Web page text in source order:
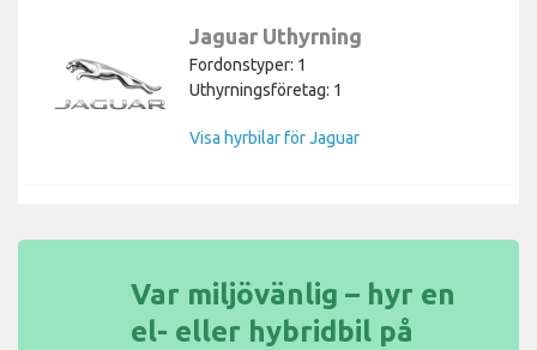
Jaguar Uthyrning
Fordonstyper: 1
Uthyrningsföretag: 1
Visa hyrbilar för Jaguar
Var miljövänlig – hyr en
el- eller hybridbil på